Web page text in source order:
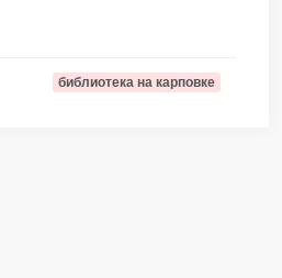
библиотека на карповке